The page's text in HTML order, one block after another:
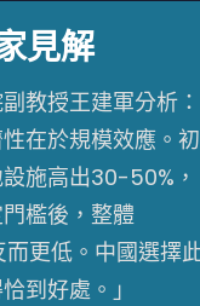
見解
教授王建軍分析：
在於規模效應。初
施高出30-50%，
檻後，整體
更低。中國選擇
到好處。」